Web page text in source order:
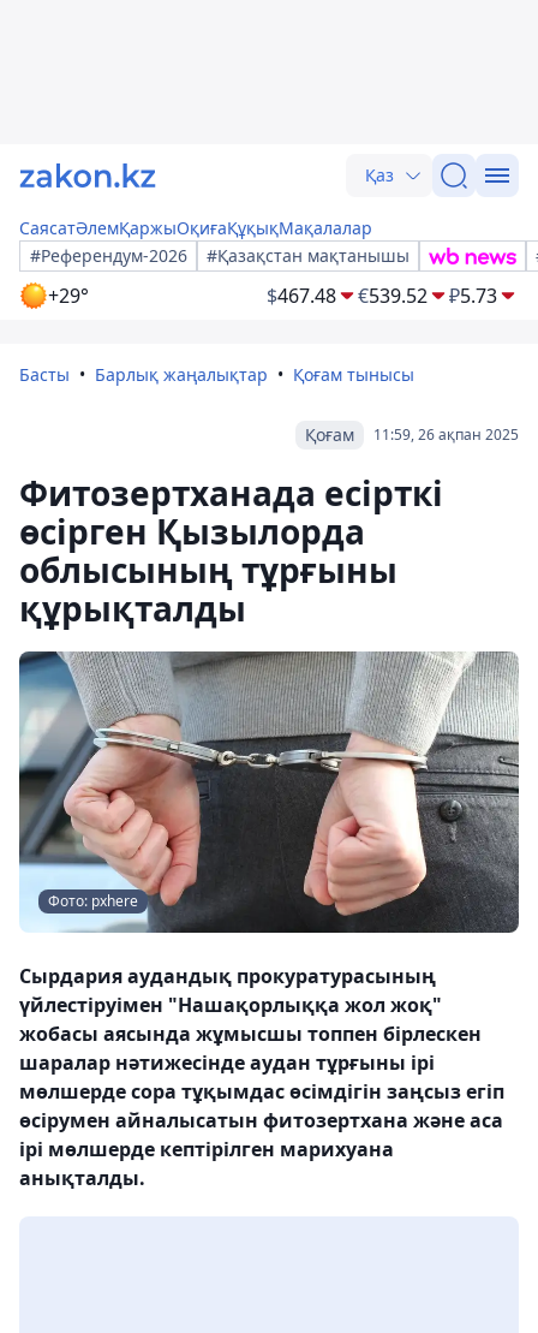
Қаз
СаясатӘлемҚаржыОқиғаҚұқықМақалалар
#Референдум-2026
#Қазақстан мақтанышы
+29° $467.48 €539.52 ₽5.73
Басты Барлық жаңалықтар Қоғам тынысы
11:59, 26 ақпан 2025
Қоғам
Фитозертханада есірткі
өсірген Қызылорда
облысының тұрғыны
құрықталды
Фото: pxhere
Сырдария аудандық прокуратурасының
үйлестіруімен "Нашақорлыққа жол жоқ"
жобасы аясында жұмысшы топпен бірлескен
шаралар нәтижесінде аудан тұрғыны ірі
мөлшерде сора тұқымдас өсімдігін заңсыз егіп
өсірумен айналысатын фитозертхана және аса
ірі мөлшерде кептірілген марихуана
анықталды.